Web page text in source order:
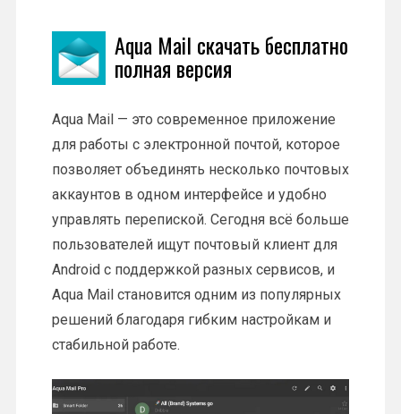
Aqua Mail скачать бесплатно
полная версия
Aqua Mail — это современное приложение
для работы с электронной почтой, которое
позволяет объединять несколько почтовых
аккаунтов в одном интерфейсе и удобно
управлять перепиской. Сегодня всё больше
пользователей ищут почтовый клиент для
Android с поддержкой разных сервисов, и
Aqua Mail становится одним из популярных
решений благодаря гибким настройкам и
стабильной работе.